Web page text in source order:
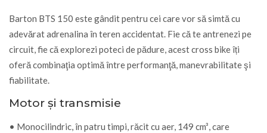
Barton BTS 150 este gândit pentru cei care vor să simtă cu
adevărat adrenalina în teren accidentat. Fie că te antrenezi pe
circuit, fie că explorezi poteci de pădure, acest cross bike îți
oferă combinaţia optimă între performanţă, manevrabilitate şi
fiabilitate.
Motor și transmisie
• Monocilindric, în patru timpi, răcit cu aer, 149 cm³, care